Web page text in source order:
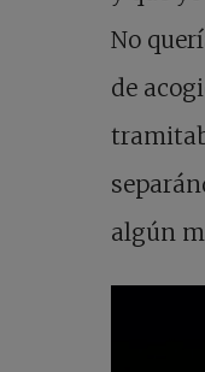
No
de
algún